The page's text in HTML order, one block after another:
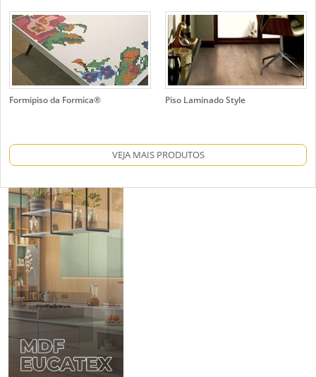
Formipiso da Formica® Piso Laminado Style
VEJA MAIS PRODUTOS